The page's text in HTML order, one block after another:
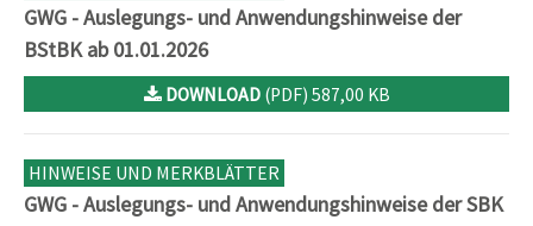
GWG - Auslegungs- und Anwendungshinweise der
BStBK ab 01.01.2026
DOWNLOAD (PDF) 587,00 KB
HINWEISE UND MERKBLÄTTER
GWG - Auslegungs- und Anwendungshinweise der SBK